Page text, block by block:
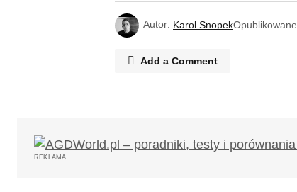
Autor: Karol SnopekOpublikowane
Add a Comment
REKLAMA